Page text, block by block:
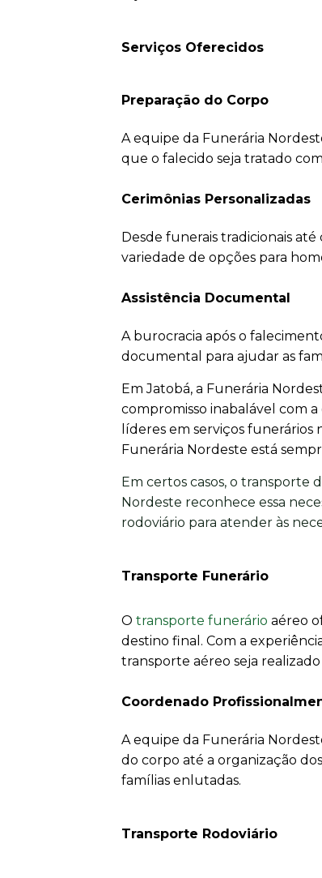
Serviços Oferecidos
Preparação do Corpo
A equipe da Funerária
que o falecido seja tratado
Cerimônias Personalizadas
Desde funerais tradicionais
variedade de opções para
Assistência Documental
A burocracia após o
documental para ajudar as
Em Jatobá, a Funerária
compromisso inabalável com
líderes em serviços
Funerária Nordeste está
Em certos casos, o transporte
Nordeste reconhece essa
rodoviário para atender às
Transporte Funerário
Otransporte funerário aéreo
destino final. Com a
transporte aéreo seja
Coordenado
A equipe da Funerária
do corpo até a organização
famílias enlutadas.
Transporte Rodoviário